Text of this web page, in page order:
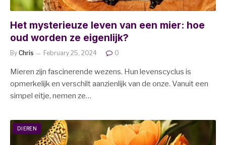
Het mysterieuze leven van een mier: hoe
oud worden ze eigenlijk?
By Chris February 25, 2024 0
Mieren zijn fascinerende wezens. Hun levenscyclus is
opmerkelijk en verschilt aanzienlijk van de onze. Vanuit een
simpel eitje, nemen ze…
DIEREN